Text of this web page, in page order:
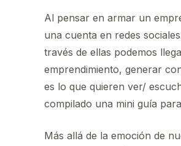
Al pensar en armar un
una cuenta en redes
través de ellas podemos
emprendimiento, generar
es lo que quieren ver/
compilado una mini guía
Más allá de la emoción de